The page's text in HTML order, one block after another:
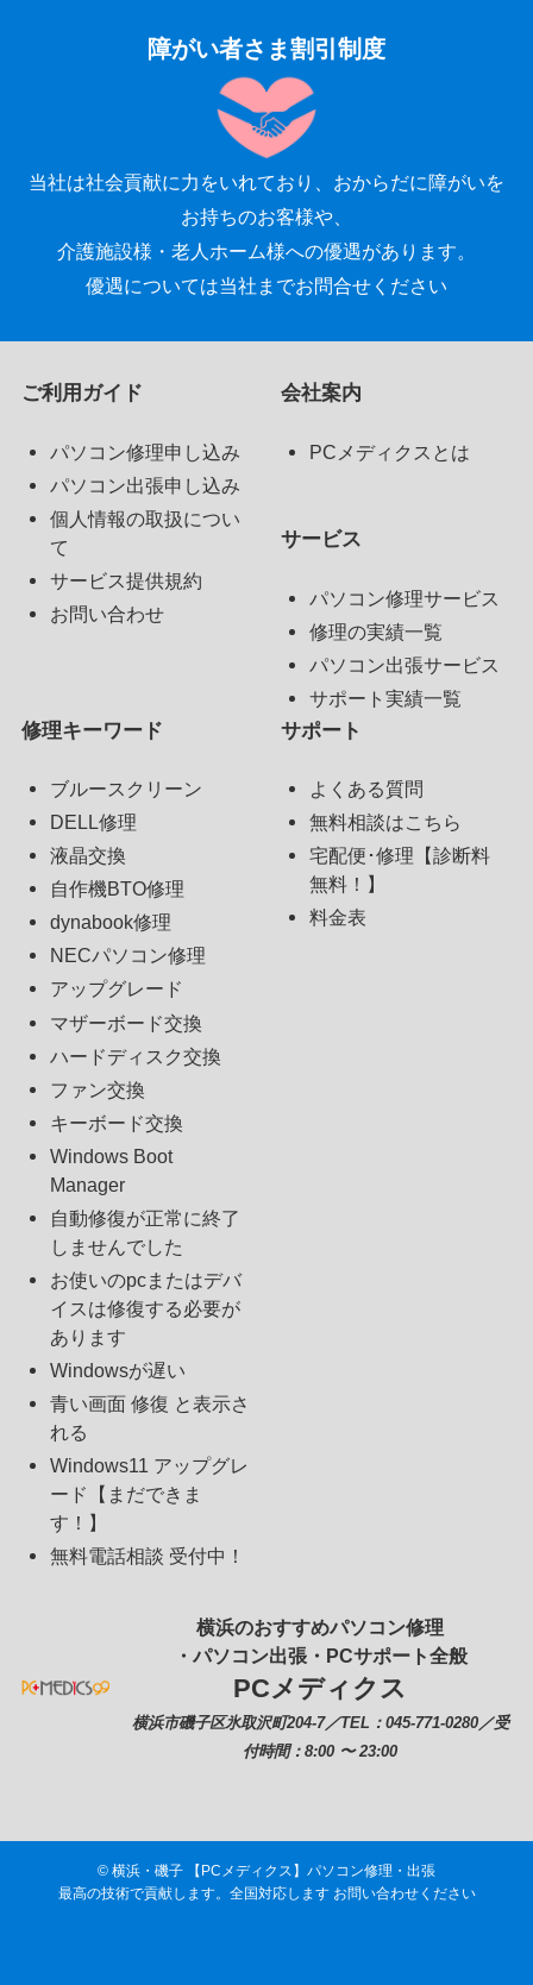
障がい者さま割引制度
当社は社会貢献に力をいれており、おからだに障がいを
お持ちのお客様や、
介護施設様・老人ホーム様への優遇があります。
優遇については当社までお問合せください
ご利用ガイド
パソコン修理申し込み
パソコン出張申し込み
個人情報の取扱につい
て
サービス提供規約
お問い合わせ
会社案内
PCメディクスとは
サービス
パソコン修理サービス
修理の実績一覧
パソコン出張サービス
サポート実績一覧
修理キーワード
ブルースクリーン
DELL修理
液晶交換
自作機BTO修理
dynabook修理
NECパソコン修理
アップグレード
マザーボード交換
ハードディスク交換
ファン交換
キーボード交換
Windows Boot
Manager
自動修復が正常に終了
しませんでした
お使いのpcまたはデバ
イスは修復する必要が
あります
Windowsが遅い
青い画面 修復 と表示さ
れる
Windows11 アップグレ
ード【まだできま
す！】
無料電話相談 受付中！
サポート
よくある質問
無料相談はこちら
宅配便･修理【診断料
無料！】
料金表
横浜のおすすめパソコン修理
・パソコン出張・PCサポート全般
PCメディクス
横浜市磯子区氷取沢町204-7／TEL：045-771-0280／受
付時間：8:00 〜 23:00
© 横浜・磯子 【PCメディクス】パソコン修理・出張
最高の技術で貢献します。全国対応します お問い合わせください